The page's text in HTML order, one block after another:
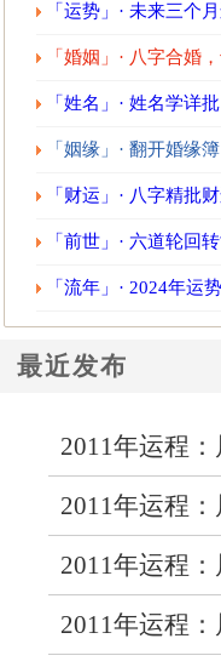
「运势」· 未来三个
「婚姻」· 八字合婚
「姓名」· 姓名学详
「姻缘」· 翻开婚缘
「财运」· 八字精批
「前世」· 六道轮回
「流年」· 2024年运
最近发布
2011年运程
2011年运程
2011年运程
2011年运程